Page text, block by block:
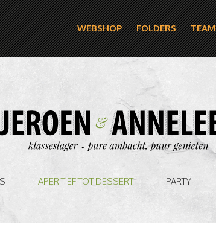
WEBSHOP FOLDERS TEAM
APERITIEF TOT DESSERT PARTY